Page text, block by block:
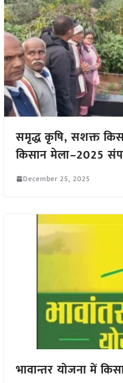
समृद्ध कृषि, सशक्त
किसान मेला–2025
December 25, 2025
भावान्तर योजना में